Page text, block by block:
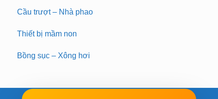
Cầu trượt – Nhà phao
Thiết bị mầm non
Bồng sục – Xông hơi